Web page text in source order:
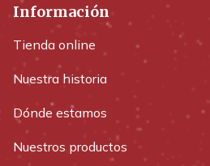
Información
Tienda online
Nuestra historia
Dónde estamos
Nuestros productos